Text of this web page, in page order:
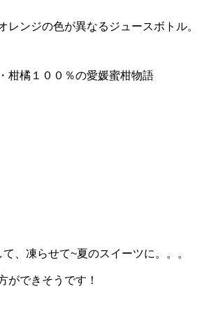
レンジの色が異なるジュースボトル。
柑橘１００％の愛媛蜜柑物語
、凍らせて~夏のスイーツに。。。
ができそうです！